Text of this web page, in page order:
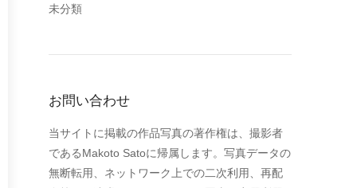
未分類
お問い合わせ
当サイトに掲載の作品写真の著作権は、撮影者
であるMakoto Satoに帰属します。写真データの
無断転用、ネットワーク上での二次利用、再配